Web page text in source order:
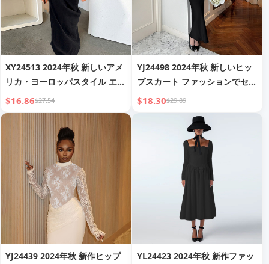
XY24513 2024年秋 新しいアメ
リカ・ヨーロッパスタイル エレ
ガントでセクシーなスリムアッ
プオフショルダー Hollow-out
シャイリングドレス 女性用
$16.86$27.54
YJ24498 2024年秋 新しいヒッ
プスカート ファッションでセク
シーなスリムアップドレス 女性
用
$18.30$29.89
YJ24439 2024年秋 新作ヒップ
YL24423 2024年秋 新作ファッ